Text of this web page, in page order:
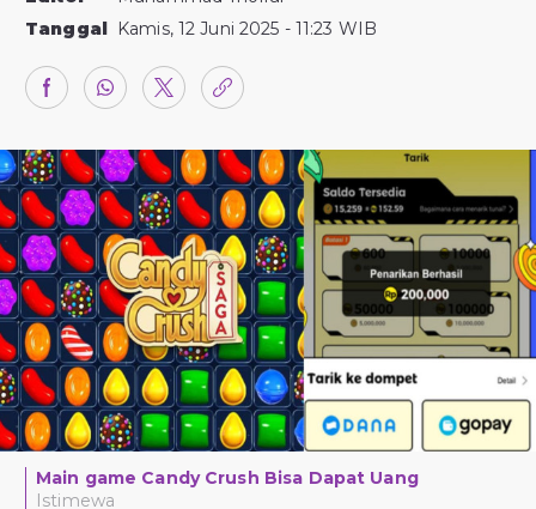
Tanggal Kamis, 12 Juni 2025 - 11:23 WIB
Main game Candy Crush Bisa Dapat Uang
Istimewa